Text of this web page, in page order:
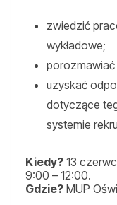
zwiedzić
wykładowe;
porozmawiać
uzyskać
dotyczące
systemie
Kiedy? 13
9:00 – 12:00.
Gdzie? MUP